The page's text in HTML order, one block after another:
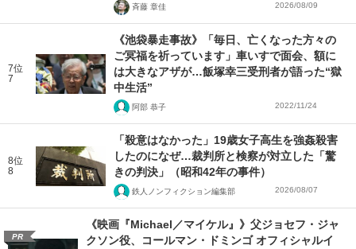
斉藤 章佳 2026/08/09
7位
7
《池袋暴走事故》「毎日、亡くなった方々の
ご冥福を祈っています」車いすで面会、額に
は大きなアザが…飯塚幸三受刑者が語った“獄
中生活”
阿部 恭子 2022/11/24
8位
8
「殺意はなかった」19歳女子高生を強姦殺害
したのになぜ…裁判所と検察が対立した「驚
きの判決」（昭和42年の事件）
鉄人ノンフィクション編集部 2026/08/07
PR
《映画『Michael／マイケル』》父ジョセフ・ジャ
クソン役、コールマン・ドミンゴ オフィシャルイ